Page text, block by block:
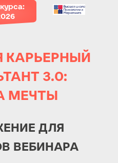
ДЛЯ
ВЕБИНАРА
КАРЬЕРНЫЙ
3.0:
МЕЧТЫ